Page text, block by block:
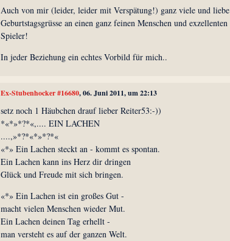
Auch von mir (leider, leider mit Verspätung!) ganz viele und liebe
Geburtstagsgrüsse an einen ganz feinen Menschen und exzellenten
Spieler!
In jeder Beziehung ein echtes Vorbild für mich..
Ex-Stubenhocker #16680, 06. Juni 2011, um 22:13
setz noch 1 Häubchen drauf lieber Reiter53:-))
*«*»*?*«,.... EIN LACHEN
....,»*?*«*»*?*«
«*» Ein Lachen steckt an - kommt es spontan.
Ein Lachen kann ins Herz dir dringen
Glück und Freude mit sich bringen.
«*» Ein Lachen ist ein großes Gut -
macht vielen Menschen wieder Mut.
Ein Lachen deinen Tag erhellt -
man versteht es auf der ganzen Welt.